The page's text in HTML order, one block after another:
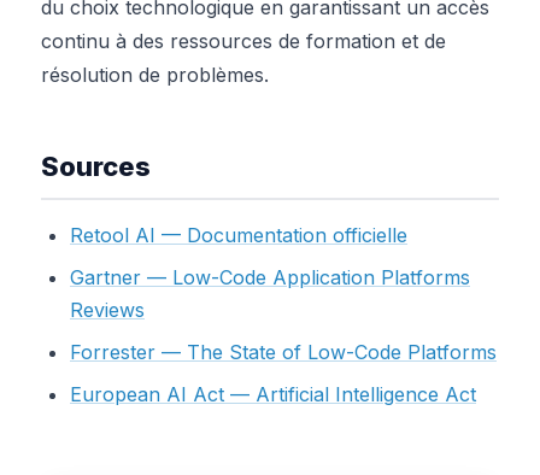
du choix technologique en garantissant un accès
continu à des ressources de formation et de
résolution de problèmes.
Sources
Retool AI — Documentation officielle
Gartner — Low-Code Application Platforms
Reviews
Forrester — The State of Low-Code Platforms
European AI Act — Artificial Intelligence Act